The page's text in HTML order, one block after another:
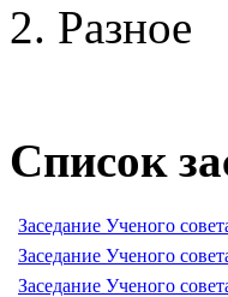
Разное
Список
Заседание Ученого
Заседание Ученого
Заседание Ученого